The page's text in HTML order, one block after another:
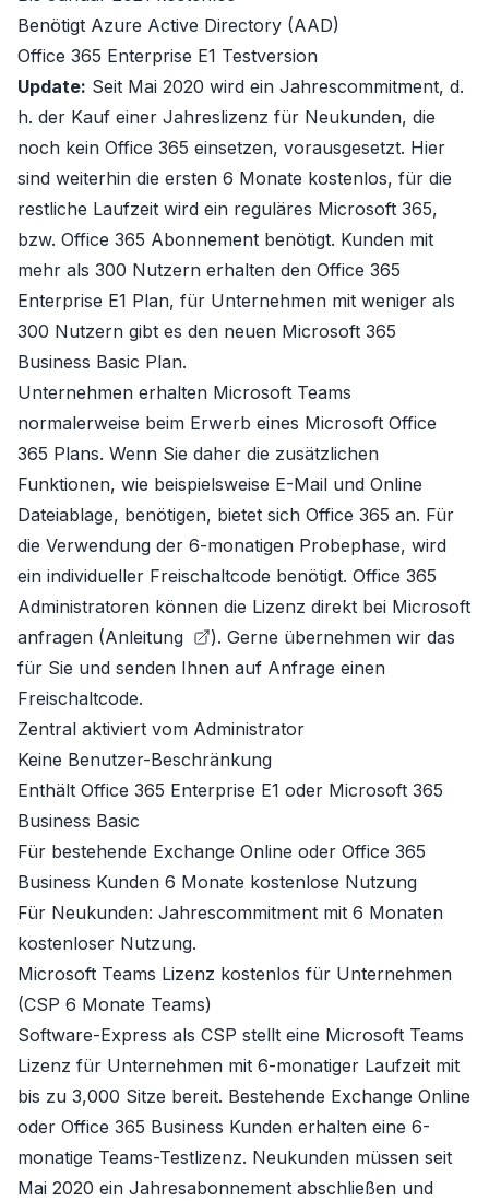
Benötigt Azure Active Directory (AAD)
Office 365 Enterprise E1 Testversion
Update: Seit Mai 2020 wird ein Jahrescommitment, d.
h. der Kauf einer Jahreslizenz für Neukunden, die
noch kein Office 365 einsetzen, vorausgesetzt. Hier
sind weiterhin die ersten 6 Monate kostenlos, für die
restliche Laufzeit wird ein reguläres Microsoft 365,
bzw. Office 365 Abonnement benötigt. Kunden mit
mehr als 300 Nutzern erhalten den Office 365
Enterprise E1 Plan, für Unternehmen mit weniger als
300 Nutzern gibt es den neuen Microsoft 365
Business Basic Plan.
Unternehmen erhalten Microsoft Teams
normalerweise beim Erwerb eines Microsoft Office
365 Plans. Wenn Sie daher die zusätzlichen
Funktionen, wie beispielsweise E-Mail und Online
Dateiablage, benötigen, bietet sich Office 365 an. Für
die Verwendung der 6-monatigen Probephase, wird
ein individueller Freischaltcode benötigt. Office 365
Administratoren können die Lizenz direkt bei Microsoft
anfragen (Anleitung
). Gerne übernehmen wir das
für Sie und senden Ihnen auf Anfrage einen
Freischaltcode.
Zentral aktiviert vom Administrator
Keine Benutzer-Beschränkung
Enthält Office 365 Enterprise E1 oder Microsoft 365
Business Basic
Für bestehende Exchange Online oder Office 365
Business Kunden 6 Monate kostenlose Nutzung
Für Neukunden: Jahrescommitment mit 6 Monaten
kostenloser Nutzung.
Microsoft Teams Lizenz kostenlos für Unternehmen
(CSP 6 Monate Teams)
Software-Express als CSP stellt eine Microsoft Teams
Lizenz für Unternehmen mit 6-monatiger Laufzeit mit
bis zu 3,000 Sitze bereit. Bestehende Exchange Online
oder Office 365 Business Kunden erhalten eine 6-
monatige Teams-Testlizenz. Neukunden müssen seit
Mai 2020 ein Jahresabonnement abschließen und